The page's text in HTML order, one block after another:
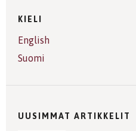
KIELI
English
Suomi
UUSIMMAT ARTIKKELIT